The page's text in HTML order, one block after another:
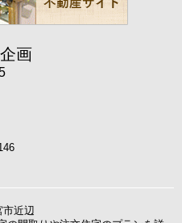
画
市近辺